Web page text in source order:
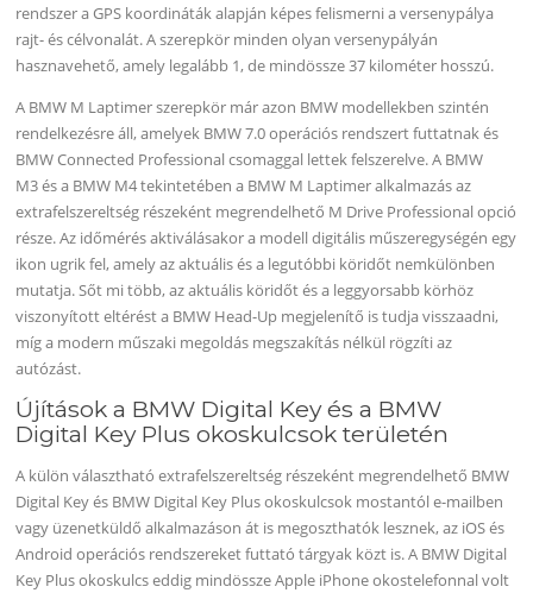
rendszer a GPS koordináták alapján képes felismerni a versenypálya
rajt- és célvonalát. A szerepkör minden olyan versenypályán
hasznavehető, amely legalább 1, de mindössze 37 kilométer hosszú.
A BMW M Laptimer szerepkör már azon BMW modellekben szintén
rendelkezésre áll, amelyek BMW 7.0 operációs rendszert futtatnak és
BMW Connected Professional csomaggal lettek felszerelve. A BMW
M3 és a BMW M4 tekintetében a BMW M Laptimer alkalmazás az
extrafelszereltség részeként megrendelhető M Drive Professional opció
része. Az időmérés aktiválásakor a modell digitális műszeregységén egy
ikon ugrik fel, amely az aktuális és a legutóbbi köridőt nemkülönben
mutatja. Sőt mi több, az aktuális köridőt és a leggyorsabb körhöz
viszonyított eltérést a BMW Head-Up megjelenítő is tudja visszaadni,
míg a modern műszaki megoldás megszakítás nélkül rögzíti az
autózást.
Újítások a BMW Digital Key és a BMW
Digital Key Plus okoskulcsok területén
A külön választható extrafelszereltség részeként megrendelhető BMW
Digital Key és BMW Digital Key Plus okoskulcsok mostantól e-mailben
vagy üzenetküldő alkalmazáson át is megoszthatók lesznek, az iOS és
Android operációs rendszereket futtató tárgyak közt is. A BMW Digital
Key Plus okoskulcs eddig mindössze Apple iPhone okostelefonnal volt